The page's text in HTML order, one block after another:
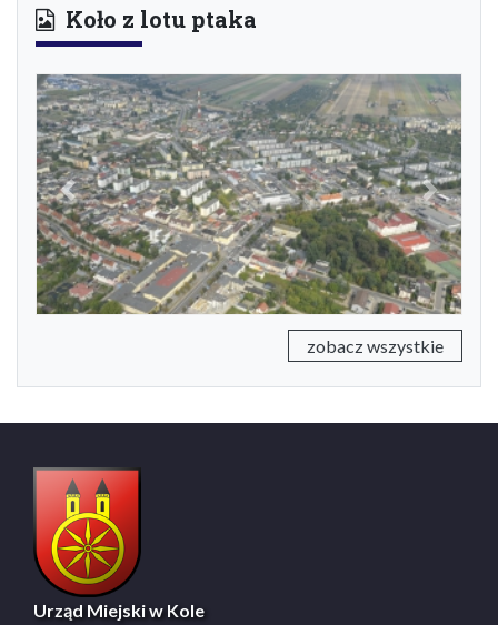
Koło z lotu ptaka
Previous Next
zobacz wszystkie
Urząd Miejski w Kole